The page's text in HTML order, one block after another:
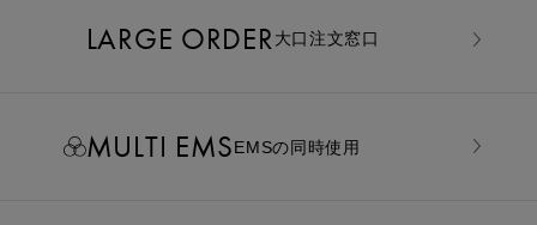
LARGE ORDER⼤⼝注⽂窓⼝
MULTI EMSEMSの同時使用